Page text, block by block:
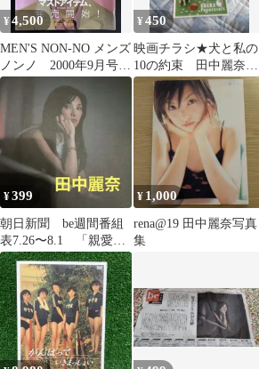
¥4,500
MEN'S NON-NO メンズ
ノンノ 2000年9月号
窪塚洋介
¥450
映画チラシ★犬と私の
10の約束 田中麗奈
加瀬亮
¥399
朝日新聞 be週間番組
表7.26〜8.1 「親愛な
る夫へ」に主演 田中
麗奈
¥ 1,000
rena@19 田中麗奈写真
集